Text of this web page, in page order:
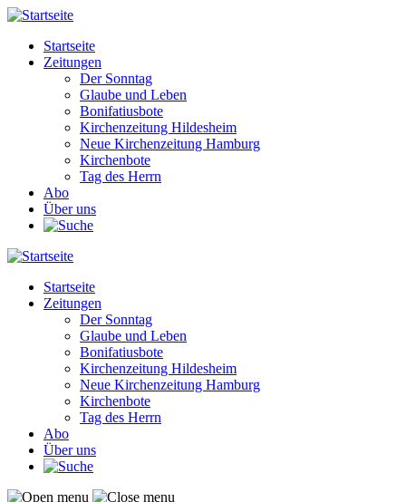
Direkt
Inhalt
Main
navigation
Startseite
Zeitungen
Der Sonntag
Glaube und Leben
Bonifatiusbote
Kirchenzeitung Hildesheim
Neue Kirchenzeitung Hamburg
Kirchenbote
Tag des Herrn
Abo
Über uns
Main
navigation
Startseite
Zeitungen
Der Sonntag
Glaube und Leben
Bonifatiusbote
Kirchenzeitung Hildesheim
Neue Kirchenzeitung Hamburg
Kirchenbote
Tag des Herrn
Abo
Über uns